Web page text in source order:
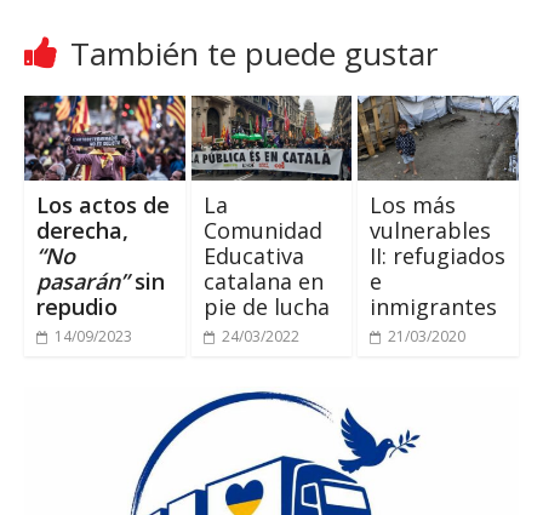
También te puede gustar
Los actos de
derecha,
“No
pasarán”sin
repudio
14/09/2023
La
Comunidad
Educativa
catalana en
pie de lucha
24/03/2022
Los más
vulnerables
II: refugiados
e
inmigrantes
21/03/2020